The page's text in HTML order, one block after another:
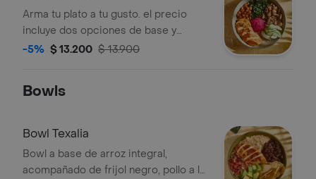
Arma tu plato a tu gusto. el precio
incluye dos opciones de base y
vinagreta
-5% $ 13.200 $ 13.900
Bowls
Bowl Texalia
Bowl a base de arroz integral,
acompañado de frijol negro, pollo a la